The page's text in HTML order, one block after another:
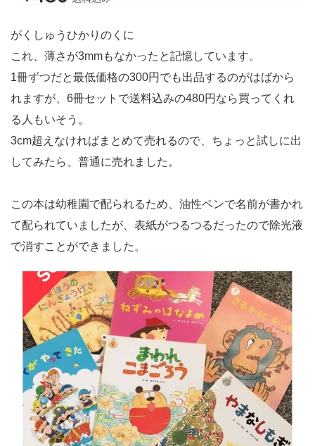
がくしゅうひかりのくに
これ、薄さが3mmもなかったと記憶しています。
1冊ずつだと最低価格の300円でも出品するのがはばから
れますが、6冊セットで送料込みの480円なら買ってくれ
る人もいそう。
3cm超えなければまとめて売れるので、ちょっと試しに出
してみたら、普通に売れました。
この本は幼稚園で配られるため、油性ペンで名前が書かれ
て配られていましたが、表紙がつるつるだったので除光液
で消すことができました。